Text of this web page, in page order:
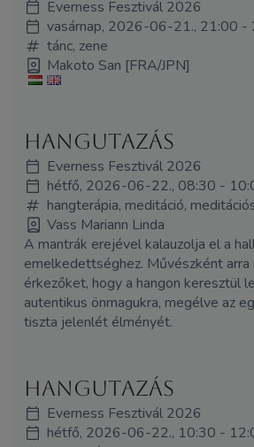
Everness Fesztivál 2026
vasárnap, 2026-06-21., 21:00 -
tánc, zene
Makoto San [FRA/JPN]
Hangutazás
Everness Fesztivál 2026
hétfő, 2026-06-22., 08:30 -
hangterápia, meditáció,
Vass Mariann Linda
A mantrák erejével kalauzolja el a
emelkedettséghez. Művészként arra
érkezőket, hogy a hangon keresztül
autentikus önmagukra, megélve az
tiszta jelenlét élményét.
Hangutazás
Everness Fesztivál 2026
hétfő, 2026-06-22., 10:30 -